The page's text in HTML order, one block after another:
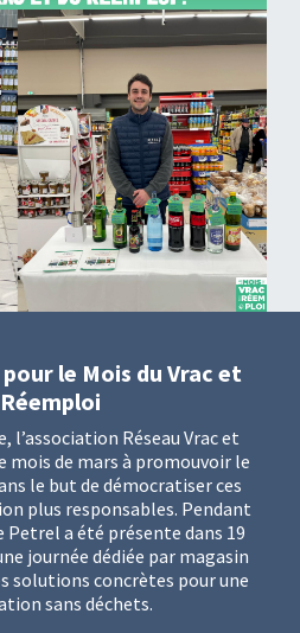
le Mois du Vrac et
l’association Réseau Vrac et
mois de mars à promouvoir le
le but de démocratiser ces
plus responsables. Pendant
Petrel a été présente dans 19
journée dédiée par magasin
solutions concrètes pour une
sans déchets.